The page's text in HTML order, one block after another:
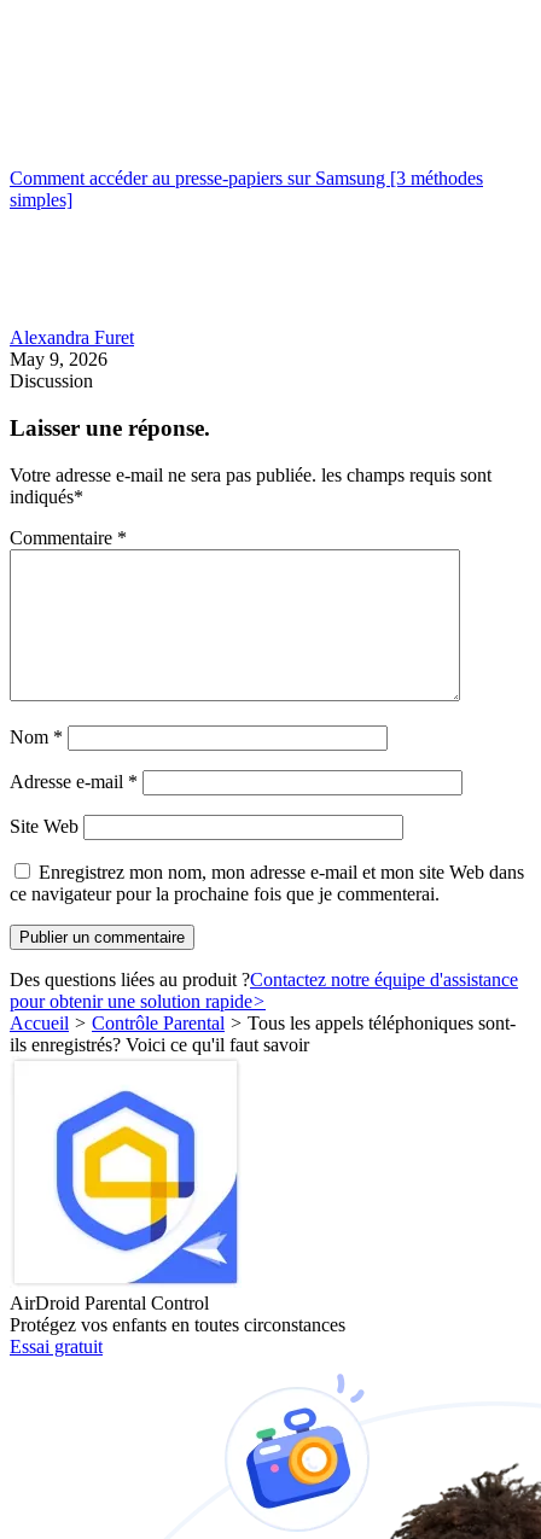
Comment accéder au presse-papiers sur Samsung [3 méthodes
simples]
Alexandra Furet
May 9, 2026
Discussion
Laisser une réponse.
Votre adresse e-mail ne sera pas publiée. les champs requis sont
indiqués*
Commentaire *
Nom *
Adresse e-mail *
Site Web
Enregistrez mon nom, mon adresse e-mail et mon site Web dans
ce navigateur pour la prochaine fois que je commenterai.
Des questions liées au produit ?Contactez notre équipe d'assistance
pour obtenir une solution rapide>
Accueil > Contrôle Parental > Tous les appels téléphoniques sont-
ils enregistrés? Voici ce qu'il faut savoir
AirDroid Parental Control
Protégez vos enfants en toutes circonstances
Essai gratuit